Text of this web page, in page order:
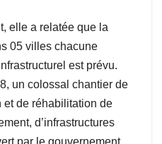
elle a relatée que la
05 villes chacune
est prévu.
un colossal chantier de
et de réhabilitation de
d’infrastructures